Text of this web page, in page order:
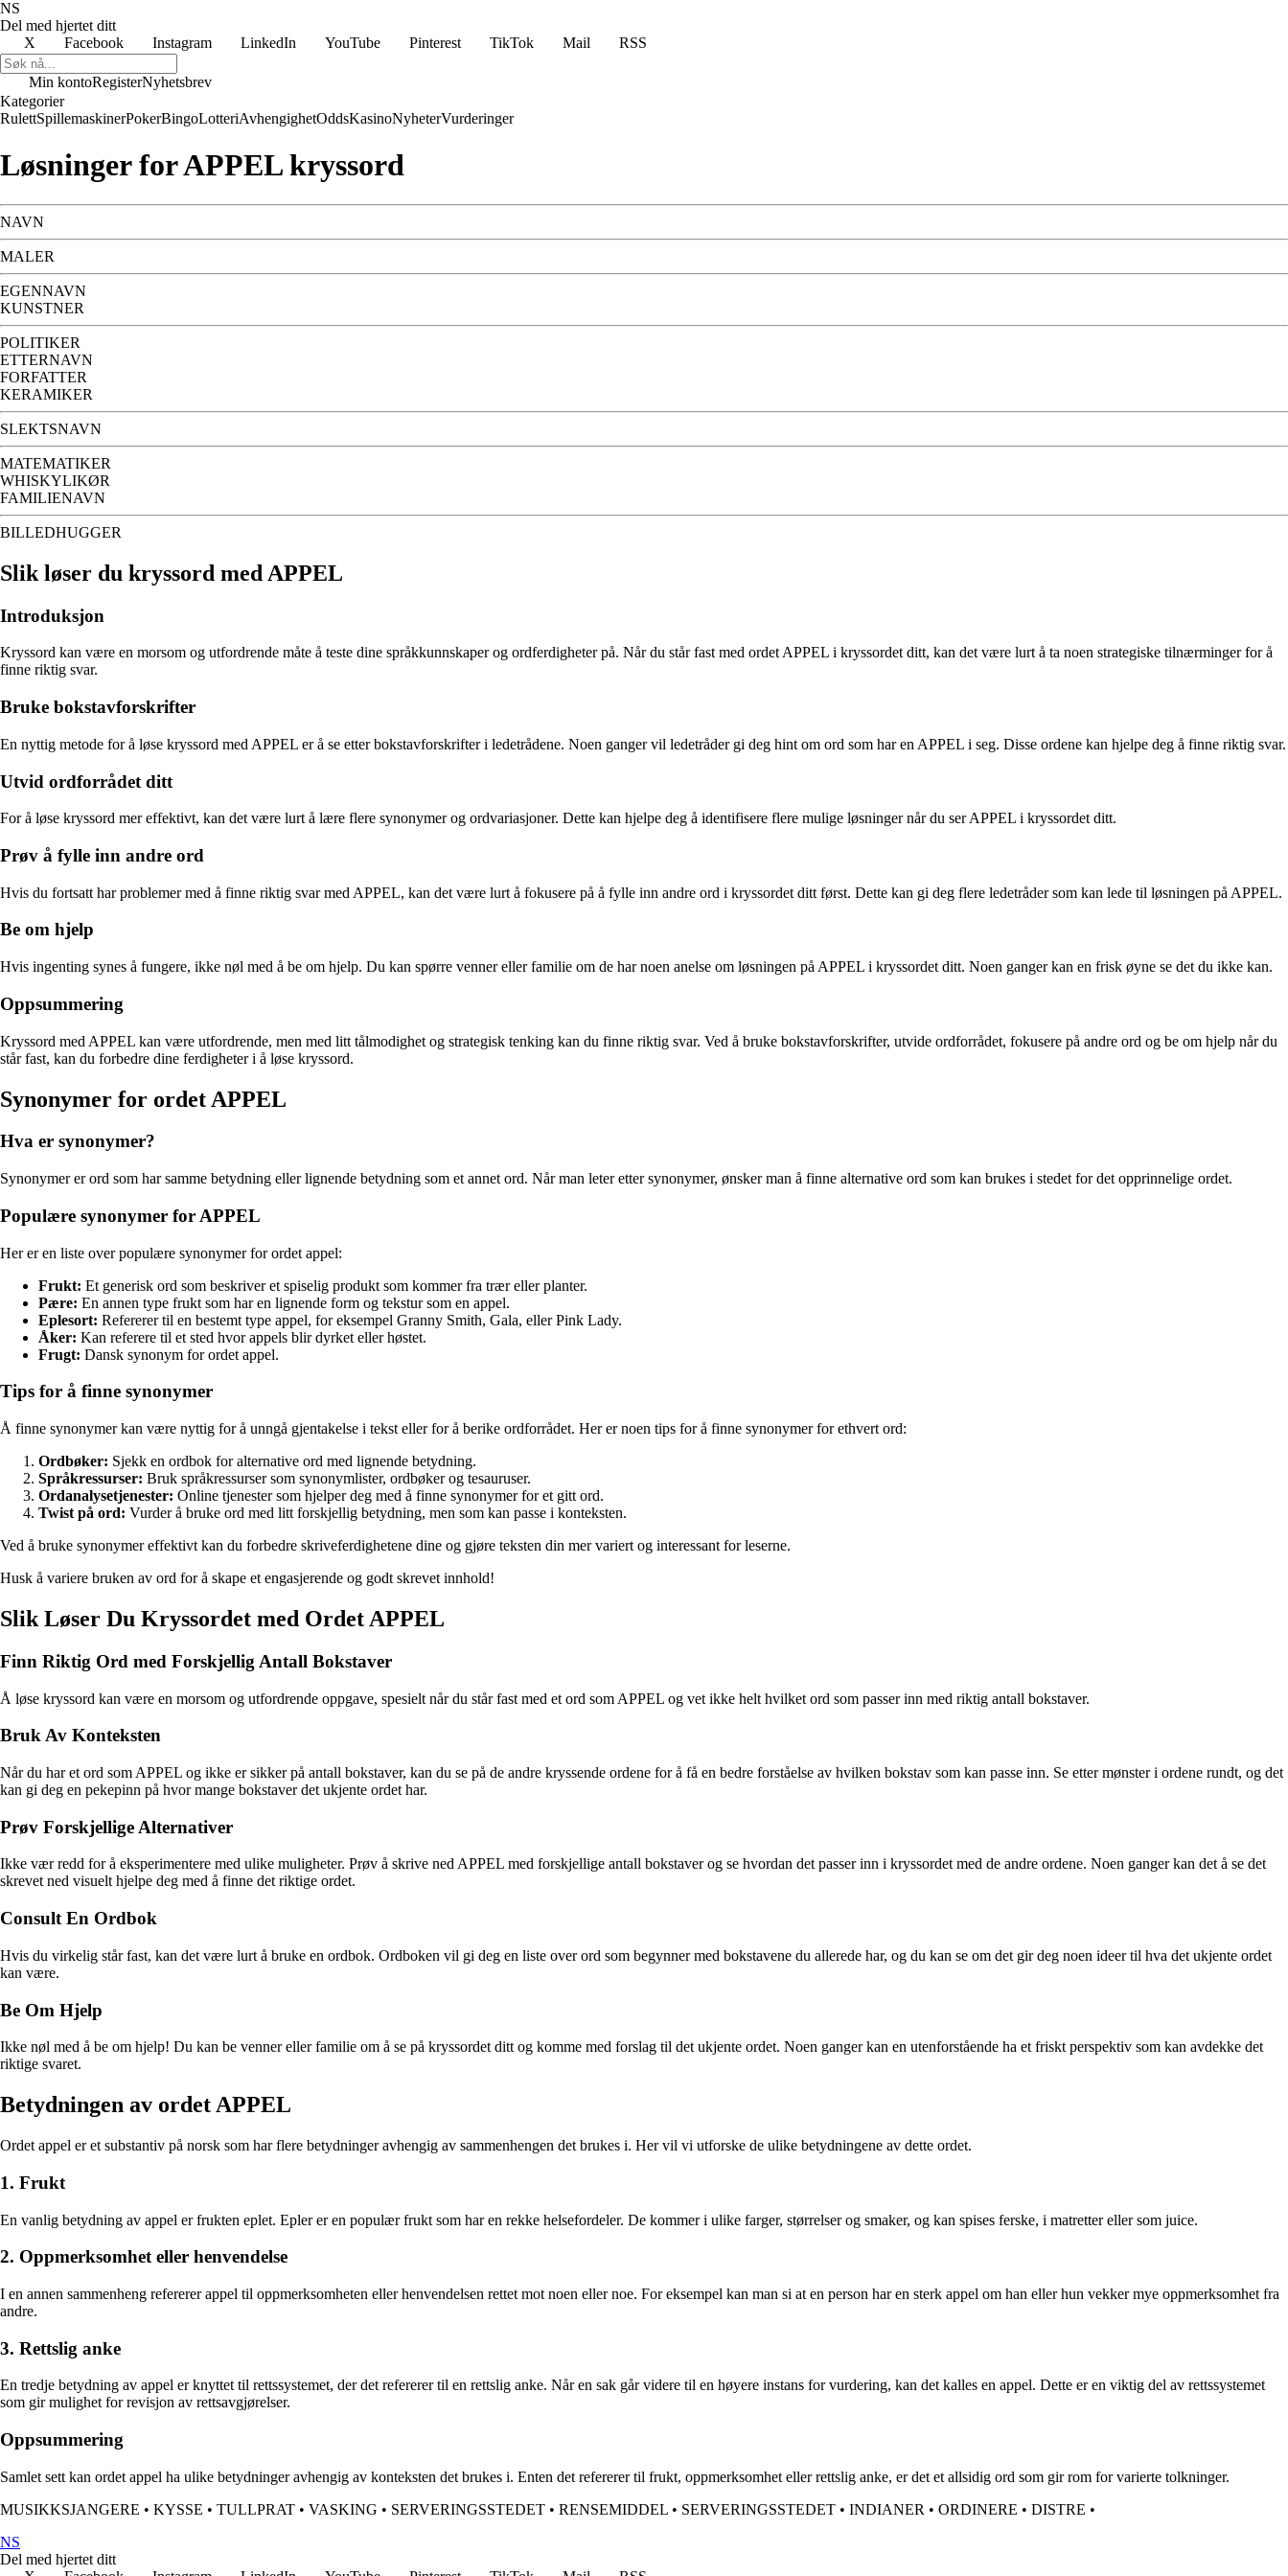
NS
Del med hjertet ditt
X
Facebook Instagram LinkedIn YouTube Pinterest TikTok Mail RSS
Min kontoRegisterNyhetsbrev
Kategorier
RulettSpillemaskinerPokerBingoLotteriAvhengighetOddsKasinoNyheterVurderinger
Løsninger for APPEL kryssord
NAVN
MALER
EGENNAVN
KUNSTNER
POLITIKER
ETTERNAVN
FORFATTER
KERAMIKER
SLEKTSNAVN
MATEMATIKER
WHISKYLIKØR
FAMILIENAVN
BILLEDHUGGER
Slik løser du kryssord med APPEL
Introduksjon
Kryssord kan være en morsom og utfordrende måte å teste dine språkkunnskaper og ordferdigheter på. Når du står fast med ordet APPEL i kryssordet ditt, kan det være lurt å ta noen strategiske tilnærminger for å
finne riktig svar.
Bruke bokstavforskrifter
En nyttig metode for å løse kryssord med APPEL er å se etter bokstavforskrifter i ledetrådene. Noen ganger vil ledetråder gi deg hint om ord som har en APPEL i seg. Disse ordene kan hjelpe deg å finne riktig svar.
Utvid ordforrådet ditt
For å løse kryssord mer effektivt, kan det være lurt å lære flere synonymer og ordvariasjoner. Dette kan hjelpe deg å identifisere flere mulige løsninger når du ser APPEL i kryssordet ditt.
Prøv å fylle inn andre ord
Hvis du fortsatt har problemer med å finne riktig svar med APPEL, kan det være lurt å fokusere på å fylle inn andre ord i kryssordet ditt først. Dette kan gi deg flere ledetråder som kan lede til løsningen på APPEL.
Be om hjelp
Hvis ingenting synes å fungere, ikke nøl med å be om hjelp. Du kan spørre venner eller familie om de har noen anelse om løsningen på APPEL i kryssordet ditt. Noen ganger kan en frisk øyne se det du ikke kan.
Oppsummering
Kryssord med APPEL kan være utfordrende, men med litt tålmodighet og strategisk tenking kan du finne riktig svar. Ved å bruke bokstavforskrifter, utvide ordforrådet, fokusere på andre ord og be om hjelp når du
står fast, kan du forbedre dine ferdigheter i å løse kryssord.
Synonymer for ordet APPEL
Hva er synonymer?
Synonymer er ord som har samme betydning eller lignende betydning som et annet ord. Når man leter etter synonymer, ønsker man å finne alternative ord som kan brukes i stedet for det opprinnelige ordet.
Populære synonymer for APPEL
Her er en liste over populære synonymer for ordet appel:
Frukt: Et generisk ord som beskriver et spiselig produkt som kommer fra trær eller planter.
Pære: En annen type frukt som har en lignende form og tekstur som en appel.
Eplesort: Refererer til en bestemt type appel, for eksempel Granny Smith, Gala, eller Pink Lady.
Åker: Kan referere til et sted hvor appels blir dyrket eller høstet.
Frugt: Dansk synonym for ordet appel.
Tips for å finne synonymer
Å finne synonymer kan være nyttig for å unngå gjentakelse i tekst eller for å berike ordforrådet. Her er noen tips for å finne synonymer for ethvert ord:
Ordbøker: Sjekk en ordbok for alternative ord med lignende betydning.
Språkressurser: Bruk språkressurser som synonymlister, ordbøker og tesauruser.
Ordanalysetjenester: Online tjenester som hjelper deg med å finne synonymer for et gitt ord.
Twist på ord: Vurder å bruke ord med litt forskjellig betydning, men som kan passe i konteksten.
Ved å bruke synonymer effektivt kan du forbedre skriveferdighetene dine og gjøre teksten din mer variert og interessant for leserne.
Husk å variere bruken av ord for å skape et engasjerende og godt skrevet innhold!
Slik Løser Du Kryssordet med Ordet APPEL
Finn Riktig Ord med Forskjellig Antall Bokstaver
Å løse kryssord kan være en morsom og utfordrende oppgave, spesielt når du står fast med et ord som APPEL og vet ikke helt hvilket ord som passer inn med riktig antall bokstaver.
Bruk Av Konteksten
Når du har et ord som APPEL og ikke er sikker på antall bokstaver, kan du se på de andre kryssende ordene for å få en bedre forståelse av hvilken bokstav som kan passe inn. Se etter mønster i ordene rundt, og det
kan gi deg en pekepinn på hvor mange bokstaver det ukjente ordet har.
Prøv Forskjellige Alternativer
Ikke vær redd for å eksperimentere med ulike muligheter. Prøv å skrive ned APPEL med forskjellige antall bokstaver og se hvordan det passer inn i kryssordet med de andre ordene. Noen ganger kan det å se det
skrevet ned visuelt hjelpe deg med å finne det riktige ordet.
Consult En Ordbok
Hvis du virkelig står fast, kan det være lurt å bruke en ordbok. Ordboken vil gi deg en liste over ord som begynner med bokstavene du allerede har, og du kan se om det gir deg noen ideer til hva det ukjente ordet
kan være.
Be Om Hjelp
Ikke nøl med å be om hjelp! Du kan be venner eller familie om å se på kryssordet ditt og komme med forslag til det ukjente ordet. Noen ganger kan en utenforstående ha et friskt perspektiv som kan avdekke det
riktige svaret.
Betydningen av ordet APPEL
Ordet appel er et substantiv på norsk som har flere betydninger avhengig av sammenhengen det brukes i. Her vil vi utforske de ulike betydningene av dette ordet.
1. Frukt
En vanlig betydning av appel er frukten eplet. Epler er en populær frukt som har en rekke helsefordeler. De kommer i ulike farger, størrelser og smaker, og kan spises ferske, i matretter eller som juice.
2. Oppmerksomhet eller henvendelse
I en annen sammenheng refererer appel til oppmerksomheten eller henvendelsen rettet mot noen eller noe. For eksempel kan man si at en person har en sterk appel om han eller hun vekker mye oppmerksomhet fra
andre.
3. Rettslig anke
En tredje betydning av appel er knyttet til rettssystemet, der det refererer til en rettslig anke. Når en sak går videre til en høyere instans for vurdering, kan det kalles en appel. Dette er en viktig del av rettssystemet
som gir mulighet for revisjon av rettsavgjørelser.
Oppsummering
Samlet sett kan ordet appel ha ulike betydninger avhengig av konteksten det brukes i. Enten det refererer til frukt, oppmerksomhet eller rettslig anke, er det et allsidig ord som gir rom for varierte tolkninger.
MUSIKKSJANGERE • KYSSE • TULLPRAT • VASKING • SERVERINGSSTEDET • RENSEMIDDEL • SERVERINGSSTEDET • INDIANER • ORDINERE • DISTRE •
NS
Del med hjertet ditt